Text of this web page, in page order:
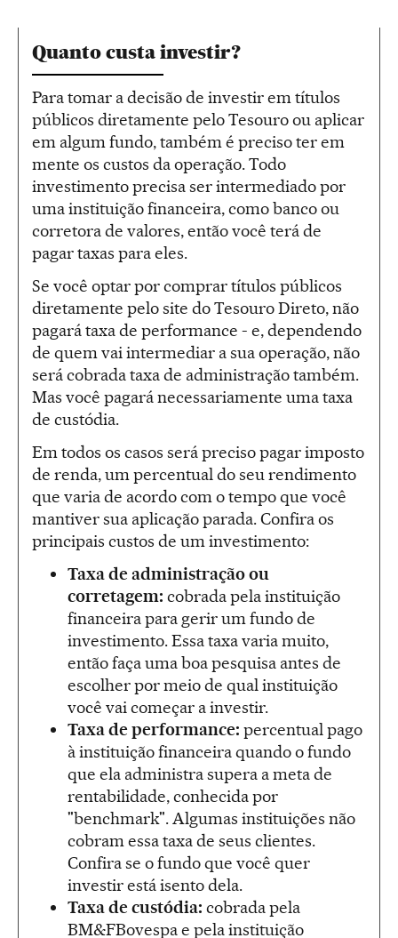
Quanto custa investir?
Para tomar a decisão de investir em títulos
públicos diretamente pelo Tesouro ou aplicar
em algum fundo, também é preciso ter em
mente os custos da operação. Todo
investimento precisa ser intermediado por
uma instituição financeira, como banco ou
corretora de valores, então você terá de
pagar taxas para eles.
Se você optar por comprar títulos públicos
diretamente pelo site do Tesouro Direto, não
pagará taxa de performance - e, dependendo
de quem vai intermediar a sua operação, não
será cobrada taxa de administração também.
Mas você pagará necessariamente uma taxa
de custódia.
Em todos os casos será preciso pagar imposto
de renda, um percentual do seu rendimento
que varia de acordo com o tempo que você
mantiver sua aplicação parada. Confira os
principais custos de um investimento:
Taxa de administração ou
corretagem: cobrada pela instituição
financeira para gerir um fundo de
investimento. Essa taxa varia muito,
então faça uma boa pesquisa antes de
escolher por meio de qual instituição
você vai começar a investir.
Taxa de performance: percentual pago
à instituição financeira quando o fundo
que ela administra supera a meta de
rentabilidade, conhecida por
"benchmark". Algumas instituições não
cobram essa taxa de seus clientes.
Confira se o fundo que você quer
investir está isento dela.
Taxa de custódia: cobrada pela
BM&FBovespa e pela instituição